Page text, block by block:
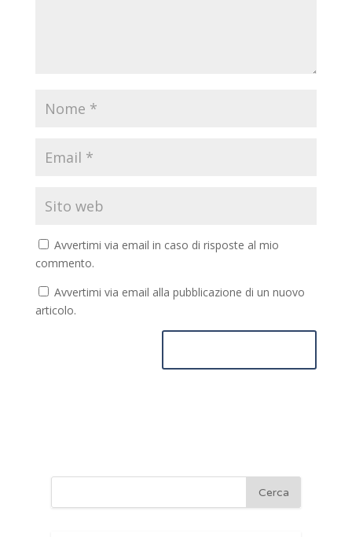
Avvertimi via email in caso di risposte al mio
commento.
Avvertimi via email alla pubblicazione di un nuovo
articolo.